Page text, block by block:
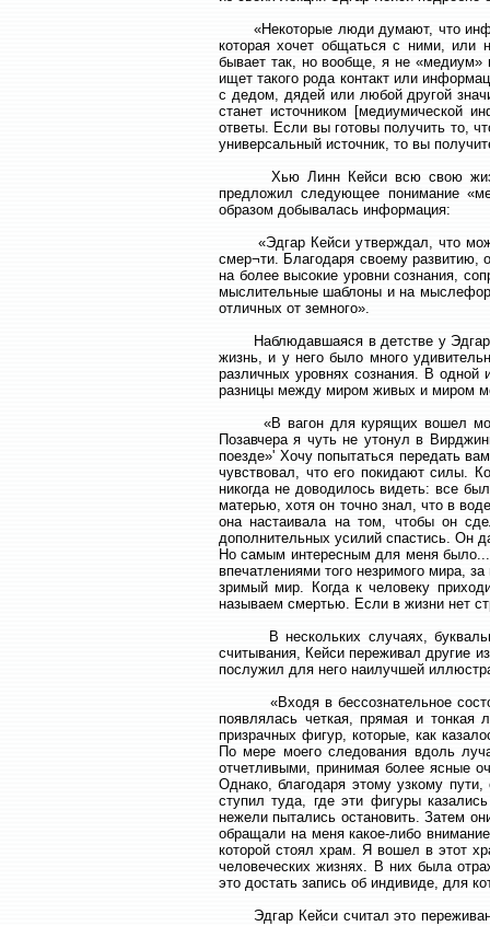
«Некоторые люди думают, что
которая хочет общаться с ними, или
бывает так, но вообще, я не «медиум»
ищет такого рода контакт или
с дедом, дядей или любой другой
станет источником [медиумической
ответы. Если вы готовы получить то,
универсальный источник, то вы
Хью Линн Кейси всю свою жизнь
предложил следующее понимание
образом добывалась информация:
«Эдгар Кейси утверждал, что
смер¬ти. Благодаря своему развитию,
на более высокие уровни сознания,
мыслительные шаблоны и на
отличных от земного».
Наблюдавшаяся в детстве у Эдгара
жизнь, и у него было много
различных уровнях сознания. В
разницы между миром живых и миром
«В вагон для курящих вошел
Позавчера я чуть не утонул в
поезде»' Хочу попытаться передать
чувствовал, что его покидают силы.
никогда не доводилось видеть: все
матерью, хотя он точно знал, что в
она настаивала на том, чтобы он
дополнительных усилий спастись. Он
Но самым интересным для меня было...
впечатлениями того незримого мира,
зримый мир. Когда к человеку
называем смертью. Если в жизни нет
В нескольких случаях, буквально
считывания, Кейси переживал другие
послужил для него наилучшей
«Входя в бессознательное
появлялась четкая, прямая и
призрачных фигур, которые, как
По мере моего следования вдоль
отчетливыми, принимая более ясные
Однако, благодаря этому узкому
ступил туда, где эти фигуры
нежели пытались остановить. Затем
обращали на меня какое-либо
которой стоял храм. Я вошел в этот
человеческих жизнях. В них была
это достать запись об индивиде, для
Эдгар Кейси считал это